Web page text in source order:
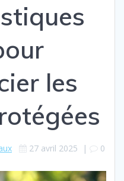
les
27 avril 2025 | 0